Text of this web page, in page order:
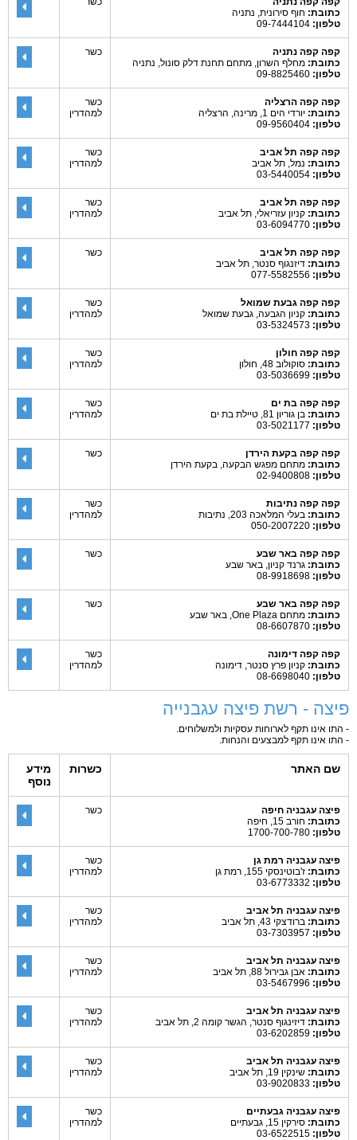
כתובת: חוף סירונית, נתניה
טלפון:
קפה קפה נתניה
כתובת: מחלף השרון, מתחם תחנת דלק סונול, נתניה
טלפון:
כשר
קפה קפה הרצליה
כתובת: יורדי הים 1, מרינה, הרצליה
טלפון:
כשר
למהדרין
קפה קפה תל אביב
כתובת: נמל, תל אביב
טלפון:
כשר
למהדרין
קפה קפה תל אביב
כתובת: קניון עזריאלי, תל אביב
טלפון:
כשר
למהדרין
קפה קפה תל אביב
כתובת: דיזנגוף סנטר, תל אביב
טלפון:
כשר
קפה קפה גבעת שמואל
כתובת: קניון הגבעה, גבעת שמואל
טלפון:
כשר
למהדרין
קפה קפה חולון
כתובת: סוקולוב 48, חולון
טלפון:
כשר
למהדרין
קפה קפה בת ים
כתובת: בן גוריון 81, טיילת בת ים
טלפון:
כשר
למהדרין
קפה קפה בקעת הירדן
כתובת: מתחם מפגש הבקעה, בקעת הירדן
טלפון:
כשר
קפה קפה נתיבות
כתובת: בעלי המלאכה 203, נתיבות
טלפון:
כשר
למהדרין
קפה קפה באר שבע
כתובת: גרנד קניון, באר שבע
טלפון:
כשר
קפה קפה באר שבע
כתובת: מתחם One Plaza, באר שבע
טלפון:
כשר
קפה קפה דימונה
כתובת: קניון פרץ סנטר, דימונה
טלפון:
כשר
למהדרין
פיצה - רשת פיצה עגבנייה
- התו אינו תקף לארוחות עסקיות ולמשלוחים.
- התו אינו תקף למבצעים והנחות.
שם האתר כשרות
מידע
נוסף
פיצה עגבניה חיפה
כתובת: חורב 15, חיפה
טלפון:
כשר
פיצה עגבניה רמת גן
כתובת: ז'בוטינסקי 155, רמת גן
טלפון:
כשר
למהדרין
פיצה עגבניה תל אביב
כתובת: ברודצקי 43, תל אביב
טלפון:
כשר
למהדרין
פיצה עגבניה תל אביב
כתובת: אבן גבירול 88, תל אביב
טלפון:
כשר
למהדרין
פיצה עגבניה תל אביב
כתובת: דיזינגוף סנטר, הגשר קומה 2, תל אביב
טלפון:
כשר
למהדרין
פיצה עגבניה תל אביב
כתובת: שינקין 19, תל אביב
טלפון:
כשר
למהדרין
פיצה עגבניה גבעתיים
כתובת: סירקין 15, גבעתיים
טלפון:
כשר
למהדרין